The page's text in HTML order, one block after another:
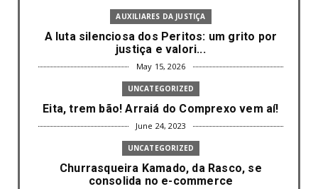
AUXILIARES DA JUSTIÇA
A luta silenciosa dos Peritos: um grito por
justiça e valori...
May 15, 2026
UNCATEGORIZED
Eita, trem bão! Arraiá do Comprexo vem aí!
June 24, 2023
UNCATEGORIZED
Churrasqueira Kamado, da Rasco, se
consolida no e-commerce